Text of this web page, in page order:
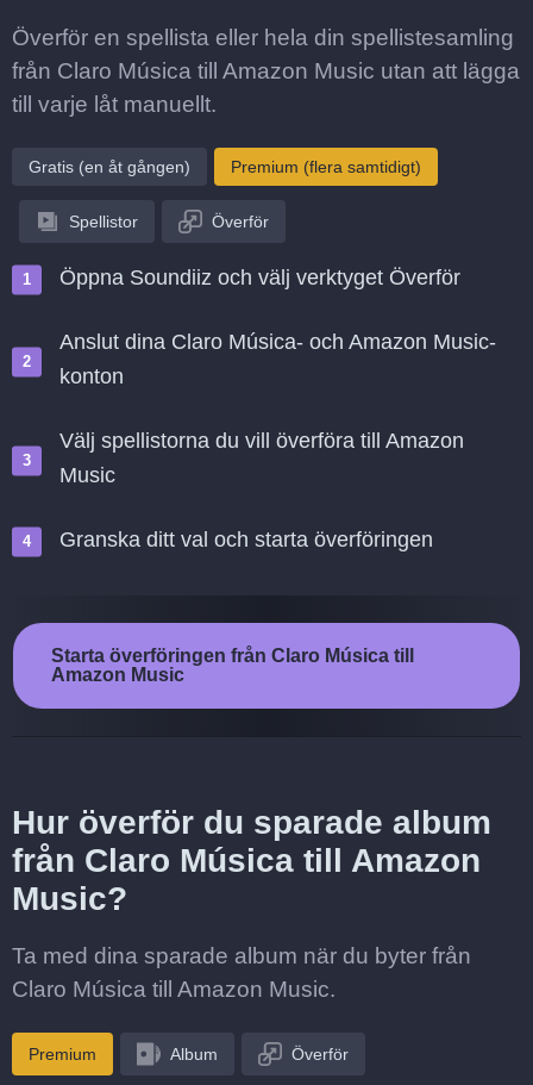
Överför en spellista eller hela din spellistesamling
från Claro Música till Amazon Music utan att lägga
till varje låt manuellt.
Gratis (en åt gången) Premium (flera samtidigt)
Spellistor Överför
Öppna Soundiiz och välj verktyget Överför
Anslut dina Claro Música- och Amazon Music-
konton
Välj spellistorna du vill överföra till Amazon
Music
Granska ditt val och starta överföringen
Starta överföringen från Claro Música till
Amazon Music
Hur överför du sparade album
från Claro Música till Amazon
Music?
Ta med dina sparade album när du byter från
Claro Música till Amazon Music.
Premium Album Överför